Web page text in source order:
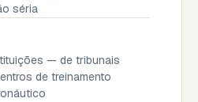
séria
— de tribunais
de treinamento